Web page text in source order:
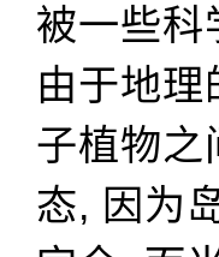
被一些科
由于地
子植物之
态, 因为